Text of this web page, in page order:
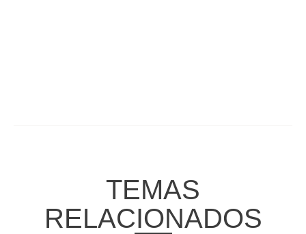
TEMAS
RELACIONADOS